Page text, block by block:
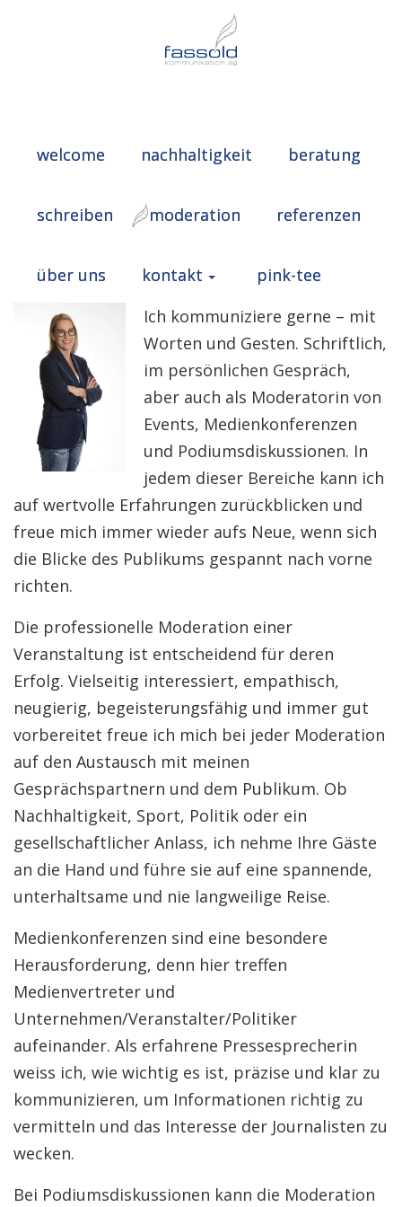
welcome nachhaltigkeit beratung
schreiben moderation referenzen
über uns kontakt
pink-tee
Ich kommuniziere gerne – mit
Worten und Gesten. Schriftlich,
im persönlichen Gespräch,
aber auch als Moderatorin von
Events, Medienkonferenzen
und Podiumsdiskussionen. In
jedem dieser Bereiche kann ich
auf wertvolle Erfahrungen zurückblicken und
freue mich immer wieder aufs Neue, wenn sich
die Blicke des Publikums gespannt nach vorne
richten.
Die professionelle Moderation einer
Veranstaltung ist entscheidend für deren
Erfolg. Vielseitig interessiert, empathisch,
neugierig, begeisterungsfähig und immer gut
vorbereitet freue ich mich bei jeder Moderation
auf den Austausch mit meinen
Gesprächspartnern und dem Publikum. Ob
Nachhaltigkeit, Sport, Politik oder ein
gesellschaftlicher Anlass, ich nehme Ihre Gäste
an die Hand und führe sie auf eine spannende,
unterhaltsame und nie langweilige Reise.
Medienkonferenzen sind eine besondere
Herausforderung, denn hier treffen
Medienvertreter und
Unternehmen/Veranstalter/Politiker
aufeinander. Als erfahrene Pressesprecherin
weiss ich, wie wichtig es ist, präzise und klar zu
kommunizieren, um Informationen richtig zu
vermitteln und das Interesse der Journalisten zu
wecken.
Bei Podiumsdiskussionen kann die Moderation